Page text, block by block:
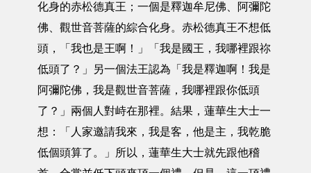
化身的赤松德真王；一個是釋迦牟尼佛、阿彌陀
佛、觀世音菩薩的綜合化身。赤松德真王不想低
頭，「我也是王啊！」「我是國王，我哪裡跟祢
低頭了？」另一個法王認為「我是釋迦啊！我是
阿彌陀佛，我是觀世音菩薩，我哪裡跟你低頭
了？」兩個人對峙在那裡。結果，蓮華生大士一
想：「人家邀請我來，我是客，他是主，我乾脆
低個頭算了。」所以，蓮華生大士就先跟他稽